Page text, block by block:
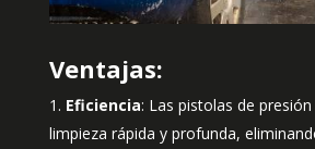
Ventajas:
Eficiencia: Las pistolas de
limpieza rápida y profunda,